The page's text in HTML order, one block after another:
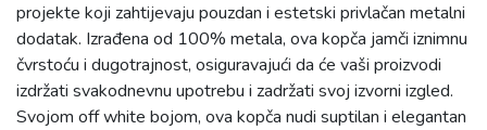
projekte koji zahtijevaju pouzdan i estetski privlačan metalni
dodatak. Izrađena od 100% metala, ova kopča jamči iznimnu
čvrstoću i dugotrajnost, osiguravajući da će vaši proizvodi
izdržati svakodnevnu upotrebu i zadržati svoj izvorni izgled.
Svojom off white bojom, ova kopča nudi suptilan i elegantan